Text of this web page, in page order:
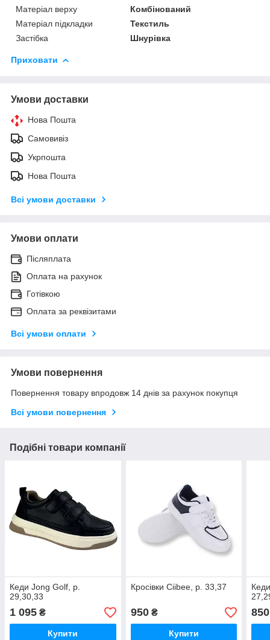
Матеріал верху
Комбінований
Матеріал підкладки
Текстиль
Застібка
Шнурівка
Приховати
Умови доставки
Нова Пошта
Самовивіз
Укрпошта
Нова Пошта
Всі умови доставки
Умови оплати
Післяплата
Оплата на рахунок
Готівкою
Оплата за реквізитами
Всі умови оплати
Умови повернення
Повернення товару впродовж 14 днів за рахунок покупця
Всі умови повернення
Подібні товари компанії
Кеди Jong Golf, р.
29,30,33
1 095 ₴
Купити
Кросівки Ciibee, р. 33,37
950₴
Купити
850